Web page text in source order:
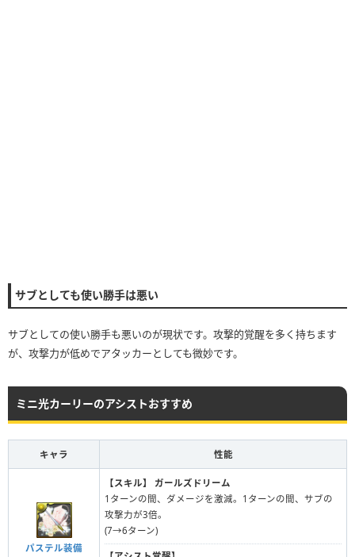
サブとしても使い勝手は悪い
サブとしての使い勝手も悪いのが現状です。攻撃的覚醒を多く持ちます
が、攻撃力が低めでアタッカーとしても微妙です。
ミニ光カーリーのアシストおすすめ
キャラ 性能
パステル装備
【スキル】
ガールズドリーム
1ターンの間、ダメージを激減。1ターンの間、サブの
攻撃力が3倍。
(7→6ターン)